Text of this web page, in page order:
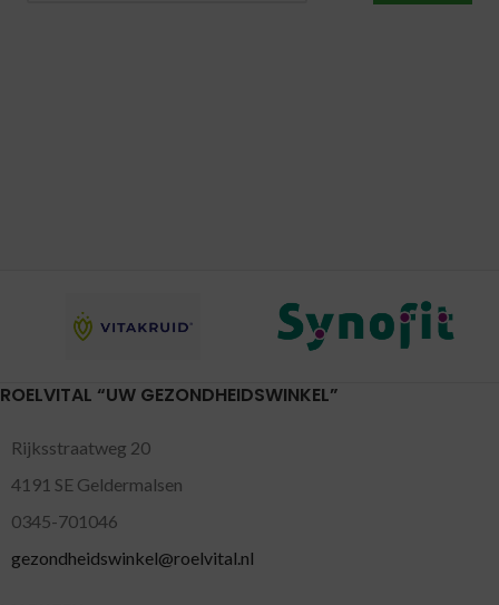
ROELVITAL “UW GEZONDHEIDSWINKEL”
Rijksstraatweg 20
4191 SE Geldermalsen
0345-701046
gezondheidswinkel@roelvital.nl